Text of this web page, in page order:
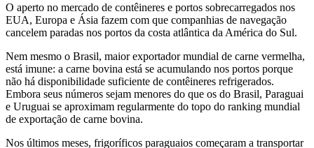
O aperto no mercado de contêineres e portos sobrecarregados nos
EUA, Europa e Ásia fazem com que companhias de navegação
cancelem paradas nos portos da costa atlântica da América do Sul.
Nem mesmo o Brasil, maior exportador mundial de carne vermelha,
está imune: a carne bovina está se acumulando nos portos porque
não há disponibilidade suficiente de contêineres refrigerados.
Embora seus números sejam menores do que os do Brasil, Paraguai
e Uruguai se aproximam regularmente do topo do ranking mundial
de exportação de carne bovina.
Nos últimos meses, frigoríficos paraguaios começaram a transportar